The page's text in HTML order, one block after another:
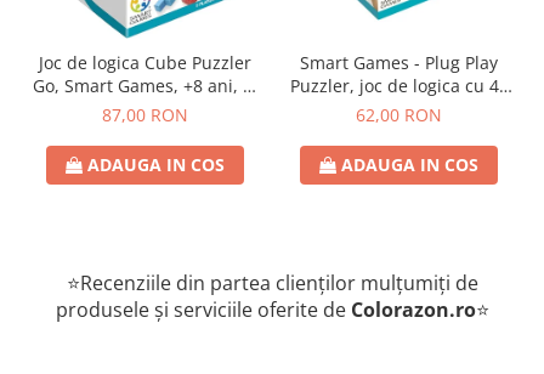
Joc de logica Cube Puzzler
Go, Smart Games, +8 ani, lb
romana
87,00 RON
ADAUGA IN COS
Smart Games - Plug Play
Puzzler, joc de logica cu 48
de provocari, 6+ ani, lb
62,00 RON
ADAUGA IN COS
⭐Recenziile din partea clienților mulțumiți de
produsele și serviciile oferite de Colorazon.ro⭐